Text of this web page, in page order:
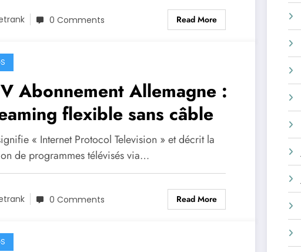
0 Comments Read More
Abonnement Allemagne :
flexible sans câble
« Internet Protocol Television » et décrit la
de programmes télévisés via…
0 Comments Read More